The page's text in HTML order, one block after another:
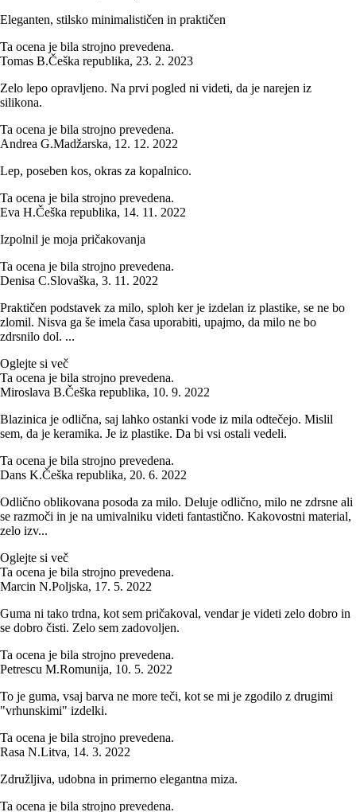
Eleganten, stilsko minimalističen in praktičen
Ta ocena je bila strojno prevedena.
Tomas B.Češka republika, 23. 2. 2023
Zelo lepo opravljeno. Na prvi pogled ni videti, da je narejen iz
silikona.
Ta ocena je bila strojno prevedena.
Andrea G.Madžarska, 12. 12. 2022
Lep, poseben kos, okras za kopalnico.
Ta ocena je bila strojno prevedena.
Eva H.Češka republika, 14. 11. 2022
Izpolnil je moja pričakovanja
Ta ocena je bila strojno prevedena.
Denisa C.Slovaška, 3. 11. 2022
Praktičen podstavek za milo, sploh ker je izdelan iz plastike, se ne bo
zlomil. Nisva ga še imela časa uporabiti, upajmo, da milo ne bo
zdrsnilo dol. ...
Oglejte si več
Ta ocena je bila strojno prevedena.
Miroslava B.Češka republika, 10. 9. 2022
Blazinica je odlična, saj lahko ostanki vode iz mila odtečejo. Mislil
sem, da je keramika. Je iz plastike. Da bi vsi ostali vedeli.
Ta ocena je bila strojno prevedena.
Dans K.Češka republika, 20. 6. 2022
Odlično oblikovana posoda za milo. Deluje odlično, milo ne zdrsne ali
se razmoči in je na umivalniku videti fantastično. Kakovostni material,
zelo izv...
Oglejte si več
Ta ocena je bila strojno prevedena.
Marcin N.Poljska, 17. 5. 2022
Guma ni tako trdna, kot sem pričakoval, vendar je videti zelo dobro in
se dobro čisti. Zelo sem zadovoljen.
Ta ocena je bila strojno prevedena.
Petrescu M.Romunija, 10. 5. 2022
To je guma, vsaj barva ne more teči, kot se mi je zgodilo z drugimi
"vrhunskimi" izdelki.
Ta ocena je bila strojno prevedena.
Rasa N.Litva, 14. 3. 2022
Združljiva, udobna in primerno elegantna miza.
Ta ocena je bila strojno prevedena.